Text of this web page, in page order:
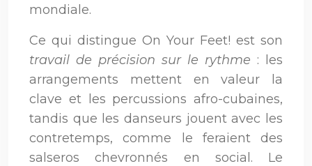
mondiale.
Ce qui distingue On Your Feet! est son
travail de précision sur le rythme : les
arrangements mettent en valeur la
clave et les percussions afro-cubaines,
tandis que les danseurs jouent avec les
contretemps, comme le feraient des
salseros chevronnés en social. Le